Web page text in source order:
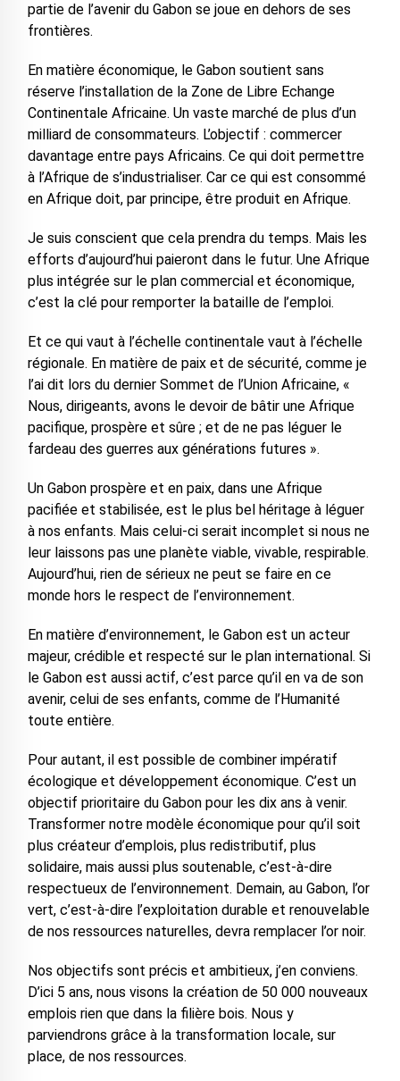
partie de l’avenir du Gabon se joue en dehors de ses
frontières.
En matière économique, le Gabon soutient sans
réserve l’installation de la Zone de Libre Echange
Continentale Africaine. Un vaste marché de plus d’un
milliard de consommateurs. L’objectif : commercer
davantage entre pays Africains. Ce qui doit permettre
à l’Afrique de s’industrialiser. Car ce qui est consommé
en Afrique doit, par principe, être produit en Afrique.
Je suis conscient que cela prendra du temps. Mais les
efforts d’aujourd’hui paieront dans le futur. Une Afrique
plus intégrée sur le plan commercial et économique,
c’est la clé pour remporter la bataille de l’emploi.
Et ce qui vaut à l’échelle continentale vaut à l’échelle
régionale. En matière de paix et de sécurité, comme je
l’ai dit lors du dernier Sommet de l’Union Africaine, «
Nous, dirigeants, avons le devoir de bâtir une Afrique
pacifique, prospère et sûre ; et de ne pas léguer le
fardeau des guerres aux générations futures ».
Un Gabon prospère et en paix, dans une Afrique
pacifiée et stabilisée, est le plus bel héritage à léguer
à nos enfants. Mais celui-ci serait incomplet si nous ne
leur laissons pas une planète viable, vivable, respirable.
Aujourd’hui, rien de sérieux ne peut se faire en ce
monde hors le respect de l’environnement.
En matière d’environnement, le Gabon est un acteur
majeur, crédible et respecté sur le plan international. Si
le Gabon est aussi actif, c’est parce qu’il en va de son
avenir, celui de ses enfants, comme de l’Humanité
toute entière.
Pour autant, il est possible de combiner impératif
écologique et développement économique. C’est un
objectif prioritaire du Gabon pour les dix ans à venir.
Transformer notre modèle économique pour qu’il soit
plus créateur d’emplois, plus redistributif, plus
solidaire, mais aussi plus soutenable, c’est-à-dire
respectueux de l’environnement. Demain, au Gabon, l’or
vert, c’est-à-dire l’exploitation durable et renouvelable
de nos ressources naturelles, devra remplacer l’or noir.
Nos objectifs sont précis et ambitieux, j’en conviens.
D’ici 5 ans, nous visons la création de 50 000 nouveaux
emplois rien que dans la filière bois. Nous y
parviendrons grâce à la transformation locale, sur
place, de nos ressources.